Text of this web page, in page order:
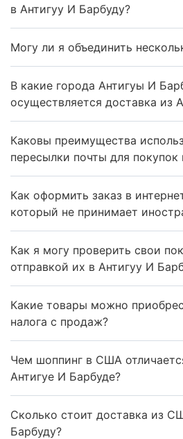
в Антигуу И Барбуду?
Могу ли я объединить
В какие города Антигуы И
осуществляется доставка из
Каковы преимущества
пересылки почты для
Как оформить заказ в
который не принимает
Как я могу проверить свои
отправкой их в Антигуу И
Какие товары можно
налога с продаж?
Чем шоппинг в США
Антигуе И Барбуде?
Сколько стоит доставка из
Барбуду?